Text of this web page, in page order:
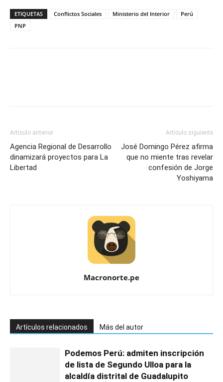
ETIQUETAS Conflictos Sociales Ministerio del Interior
Perú
PNP
Artículo anterior
Agencia Regional de Desarrollo
dinamizará proyectos para La
Libertad
Artículo siguiente
José Domingo Pérez afirma
que no miente tras revelar
confesión de Jorge
Yoshiyama
Macronorte.pe
Artículos relacionados Más del autor
Podemos Perú: admiten inscripción
de lista de Segundo Ulloa para la
alcaldía distrital de Guadalupito